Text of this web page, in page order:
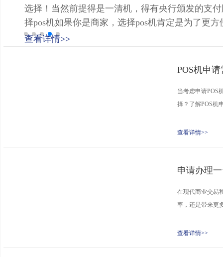
选择！当然前提得是一清机，得有央行颁发的支
择pos机如果你是商家，选择pos机肯定是为了更
在年轻人付款的手段主要有：扫码，花呗，白条
查看详情>>
POS机申
当考虑申请POS
择？了解POS机
查看详情>>
申请办理
在现代商业交易
率，还是带来更
查看详情>>